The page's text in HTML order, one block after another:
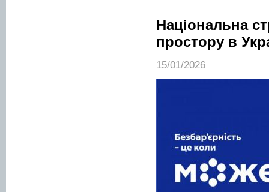
Національна
простору в
15/01/2026